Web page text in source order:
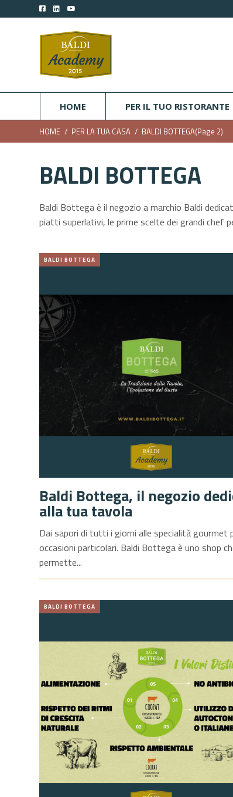
HOME PER IL TUO RISTORANTE
HOME PER LA TUA CASA BALDI BOTTEGA(Page 2)
BALDI BOTTEGA
Baldi Bottega è il negozio a marchio Baldi
piatti superlativi, le prime scelte dei grandi chef
BALDI BOTTEGA
Baldi Bottega, il negozio
alla tua tavola
Dai sapori di tutti i giorni alle specialità gourmet
occasioni particolari. Baldi Bottega è uno shop
permette
BALDI BOTTEGA